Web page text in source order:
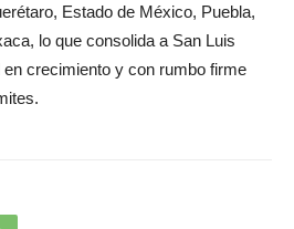
Estado de México, Puebla,
lo que consolida a San Luis
crecimiento y con rumbo firme